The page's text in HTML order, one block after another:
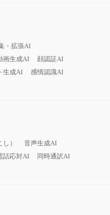
・拡張AI
画生成AI
顔認証AI
生成AI
感情認識AI
）
音声生成AI
話応対AI
同時通訳AI